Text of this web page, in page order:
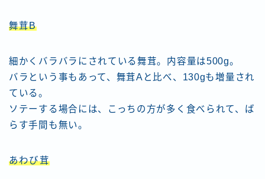
舞茸B
細かくバラバラにされている舞茸。内容量は500g。
バラという事もあって、舞茸Aと比べ、130gも増量され
ている。
ソテーする場合には、こっちの方が多く食べられて、ば
らす手間も無い。
あわび茸